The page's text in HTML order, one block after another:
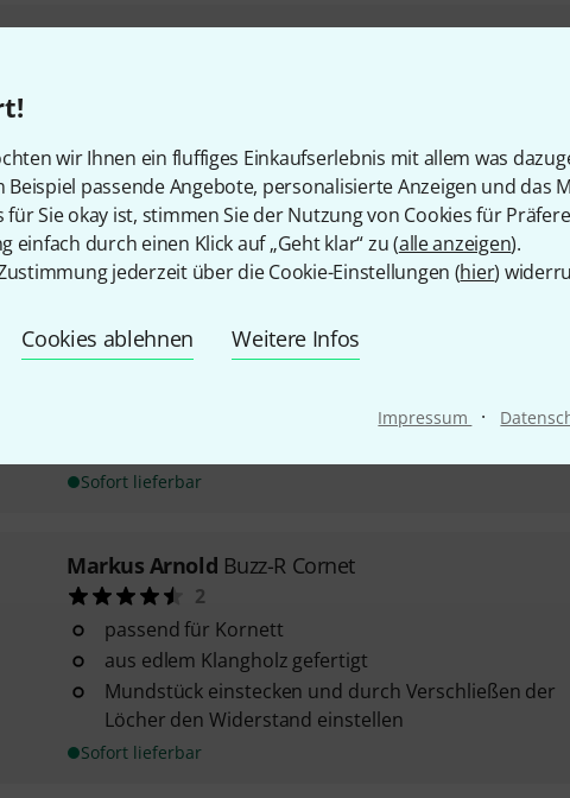
wir Ihnen ein fluffiges Einkaufserlebnis mit allem was
Beispiel passende Angebote, personalisierte Anzeigen und das
für Sie okay ist, stimmen Sie der Nutzung von Cookies für
einfach durch einen Klick auf „Geht klar“ zu (alle anzeigen).
jederzeit über die Cookie-Einstellungen (hier)
Cookies ablehnen Weitere Infos
Impressum ·
der BUZZ-R wird aus edlem Klangholz gefertigt
Sofort lieferbar
passend für Flügelhorn - 9,8 mm
Mundstück einstecken und durch Verschließen der
Sofort lieferbar
Markus Arnold Buzz-R Cornet
2
passend für Kornett
aus edlem Klangholz gefertigt
Mundstück einstecken und durch Verschließen der
Löcher den Widerstand einstellen
Sofort lieferbar